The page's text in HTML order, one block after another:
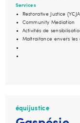
Services
Restorative Justice
Community Mediation
Activités de
Maltraitance envers les
équijustice